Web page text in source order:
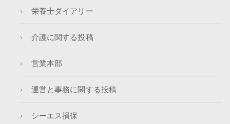
栄養士ダイアリー
介護に関する投稿
営業本部
運営と事務に関する投稿
シーエス損保